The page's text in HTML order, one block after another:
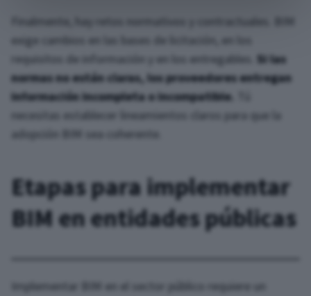
exige cambios en las bases de licitación, en los
requisitos de información y en los entregables. Si las
normas no están claras, los proveedores entregan
información incompleta o incompatible.
necesitas establecer lineamientos claros para que la
adopción BIM sea coherente.
Etapas para implementar
BIM en entidades públicas
Implementar BIM en el sector público requiere un